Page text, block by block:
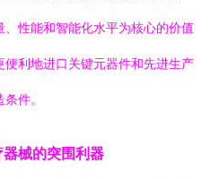
性能和智能化水平为核心的价值
利地进口关键元器件和先进生产
件。
械的突围利器